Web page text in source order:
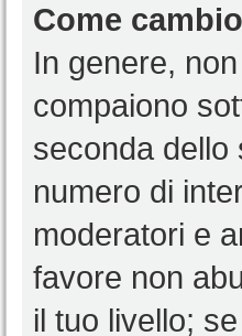
Come
In genere,
compaiono
seconda dello
numero di
moderatori e
favore non
il tuo livello;